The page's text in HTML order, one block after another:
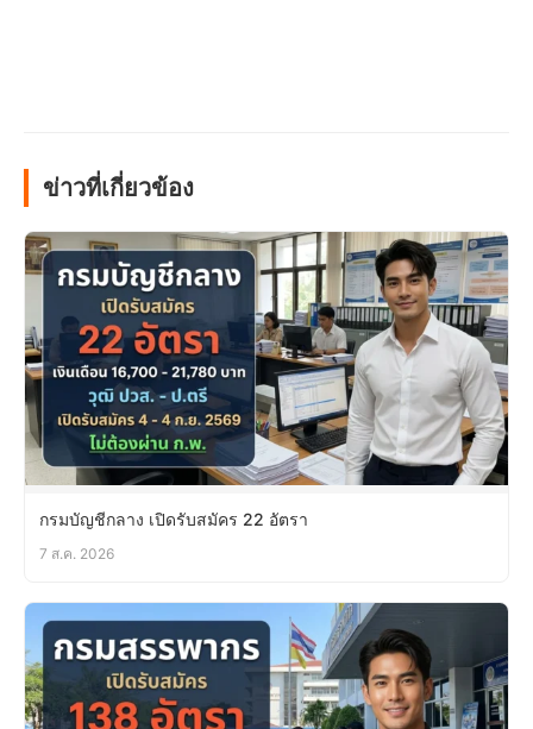
ข่าวที่เกี่ยวข้อง
กรมบัญชีกลาง เปิดรับสมัคร 22 อัตรา
7 ส.ค. 2026